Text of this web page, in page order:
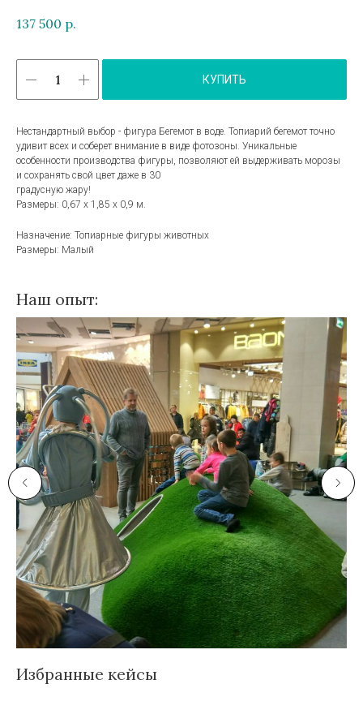
137 500 р.
КУПИТЬ
Нестандартный выбор - фигура Бегемот в воде. Топиарий бегемот точно
удивит всех и соберет внимание в виде фотозоны. Уникальные
особенности производства фигуры, позволяют ей выдерживать морозы
и сохранять свой цвет даже в 30
градусную жару!
Размеры: 0,67 х 1,85 х 0,9 м.
Назначение: Топиарные фигуры животных
Размеры: Малый
Наш опыт:
Избранные кейсы